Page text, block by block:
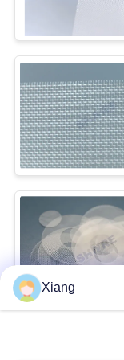
অনুরোধ
সাইট
ম্যাপ
PRIVACY
POLICY
Xiang